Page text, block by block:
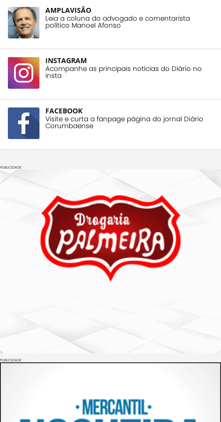
AMPLAVISÃO
Leia a coluna do advogado e comentarista
político Manoel Afonso
INSTAGRAM
Acompanhe as principais notícias do Diário no
insta
FACEBOOK
Visite e curta a fanpage página do jornal Diário
Corumbaense
PUBLICIDADE
PUBLICIDADE